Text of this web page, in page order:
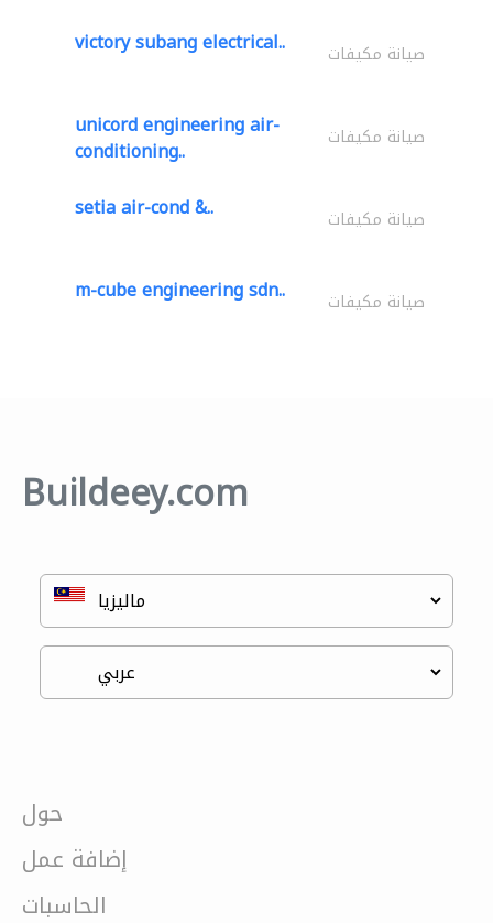
victory subang electrical.. صيانة مكيفات
unicord engineering air-
conditioning.. صيانة مكيفات
setia air-cond &.. صيانة مكيفات
m-cube engineering sdn.. صيانة مكيفات
Buildeey.com
حول
إضافة عمل
الحاسبات